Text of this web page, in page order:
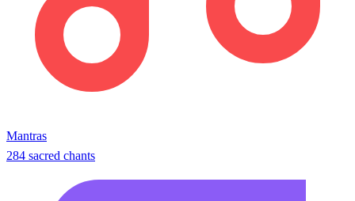
Mantras
284 sacred chants